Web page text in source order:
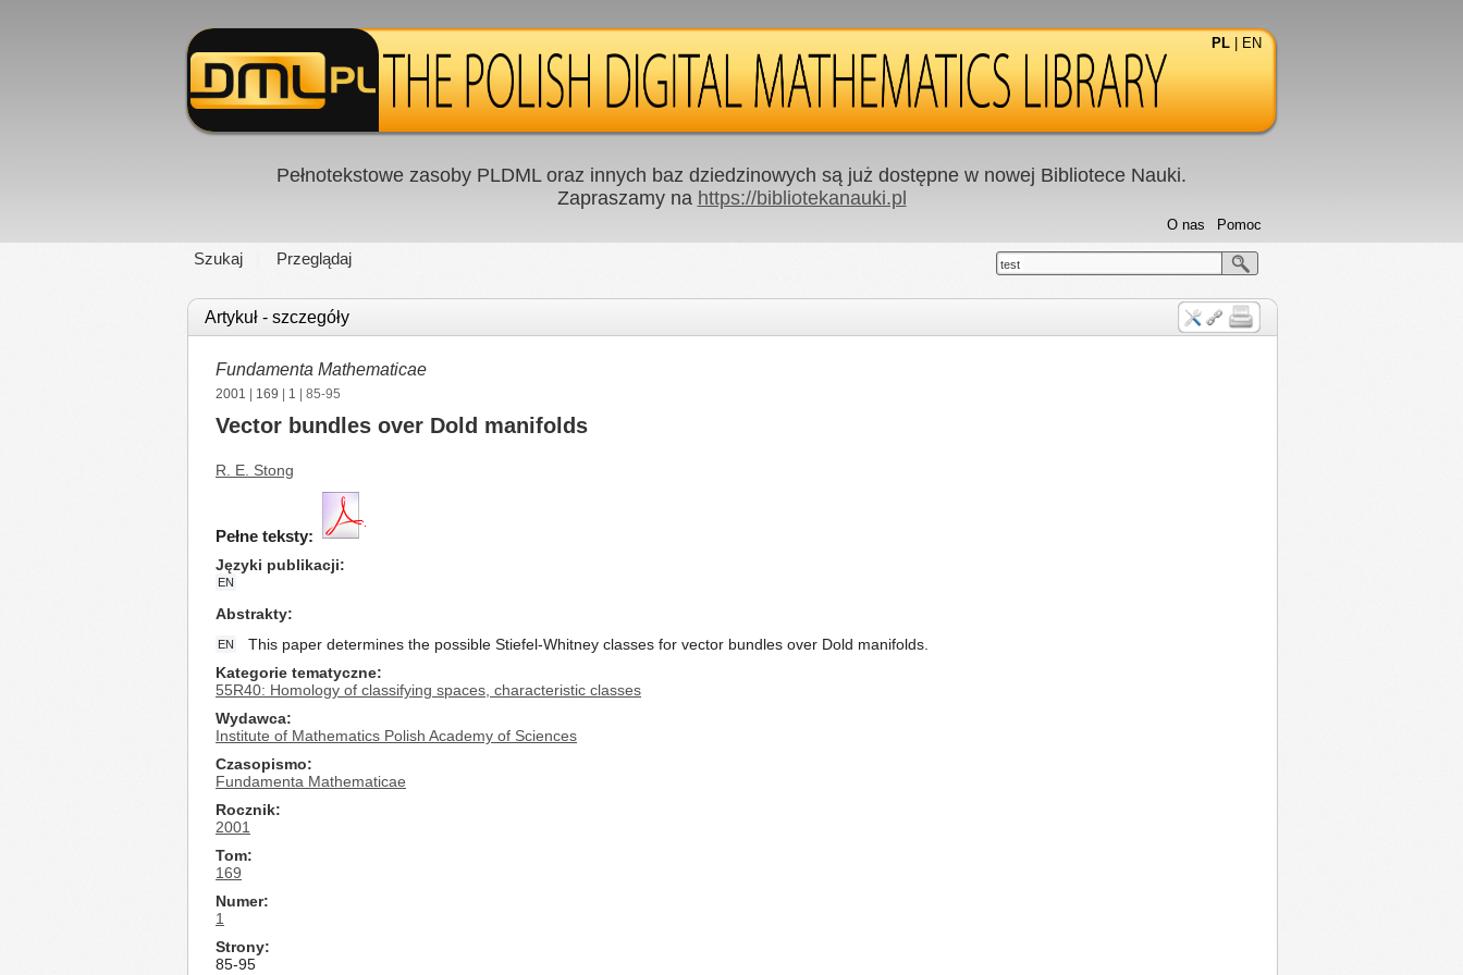
PL EN
Pełnotekstowe zasoby PLDML oraz innych baz dziedzinowych są już dostępne w nowej Bibliotece Nauki.
Zapraszamy na https://bibliotekanauki.pl
Szukaj Przeglądaj
Pomoc
O nas
test
Artykuł - szczegóły
Fundamenta Mathematicae
2001 169 1 | 85-95
Vector bundles over Dold manifolds
R. E. Stong
Pełne teksty:
Języki publikacji
EN
Abstrakty
EN
This paper determines the possible Stiefel-Whitney classes for vector bundles over Dold manifolds.
Kategorie tematyczne
55R40: Homology of classifying spaces, characteristic classes
Wydawca
Institute of Mathematics Polish Academy of Sciences
Czasopismo
Fundamenta Mathematicae
Rocznik
2001
Tom
169
Numer
1
Strony
85-95